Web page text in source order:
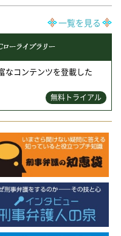
一覧を見る
なコンテンツを登載した
無料トライアル